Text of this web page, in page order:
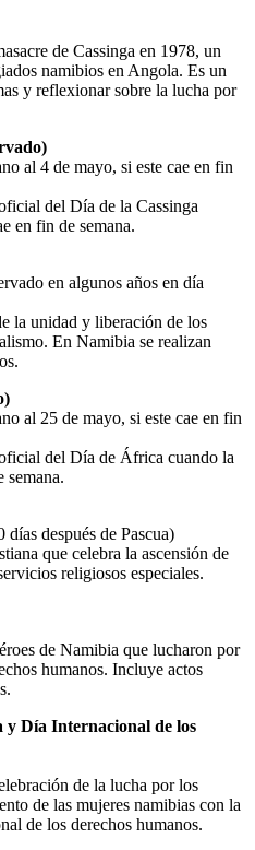
de Cassinga en 1978, un
namibios en Angola. Es un
y reflexionar sobre la lucha por
al 4 de mayo, si este cae en fin
del Día de la Cassinga
en fin de semana.
en algunos años en día
la unidad y liberación de los
En Namibia se realizan
al 25 de mayo, si este cae en fin
del Día de África cuando la
semana.
después de Pascua)
que celebra la ascensión de
religiosos especiales.
de Namibia que lucharon por
humanos. Incluye actos
Día Internacional de los
de la lucha por los
de las mujeres namibias con la
de los derechos humanos.